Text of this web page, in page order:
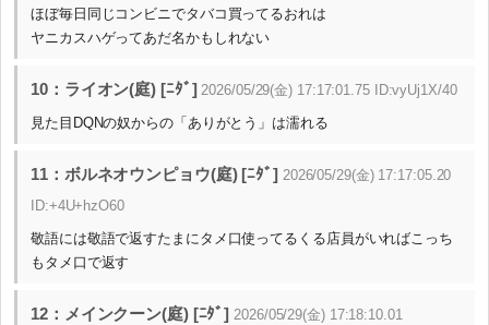
ほぼ毎日同じコンビニでタバコ買ってるおれは
ヤニカスハゲってあだ名かもしれない
10：ライオン(庭) [ﾆﾀﾞ] 2026/05/29(金) 17:17:01.75 ID:vyUj1X/40
見た目DQNの奴からの「ありがとう」は濡れる
11：ボルネオウンピョウ(庭) [ﾆﾀﾞ] 2026/05/29(金) 17:17:05.20
ID:+4U+hzO60
敬語には敬語で返すたまにタメ口使ってるくる店員がいればこっち
もタメ口で返す
12：メインクーン(庭) [ﾆﾀﾞ] 2026/05/29(金) 17:18:10.01